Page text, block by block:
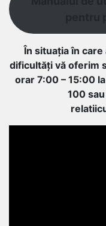
În situația în
dificultăți vă oferim
orar 7:00 – 15:00
100